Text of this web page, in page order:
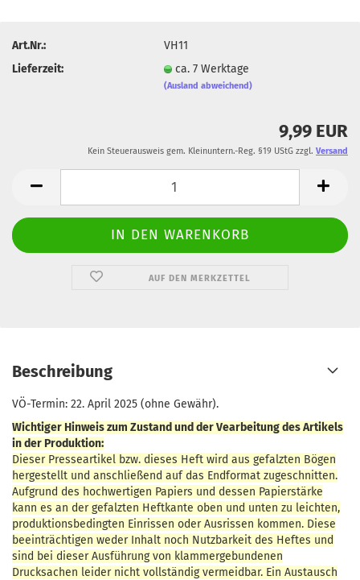
Art.Nr.:
VH11
Lieferzeit:
ca. 7 Werktage
(Ausland abweichend)
9,99 EUR
Kein Steuerausweis gem. Kleinuntern.-Reg. §19 UStG zzgl. Versand
AUF DEN MERKZETTEL
Beschreibung
VÖ-Termin: 22. April 2025 (ohne Gewähr).
Wichtiger Hinweis zum Zustand und der Vearbeitung des Artikels
in der Produktion:
Dieser Presseartikel bzw. dieses Heft wird aus gefalzten Bögen
hergestellt und anschließend auf das Endformat zugeschnitten.
Aufgrund des hochwertigen Papiers und dessen Papierstärke
kann es an der gefalzten Heftkante oben und unten zu leichten,
produktionsbedingten Einrissen oder Ausrissen kommen. Diese
beeinträchtigen weder Inhalt noch Nutzbarkeit des Heftes und
sind bei dieser Ausführung von klammergebundenen
Drucksachen leider nicht vollständig vermeidbar. Ein Austausch